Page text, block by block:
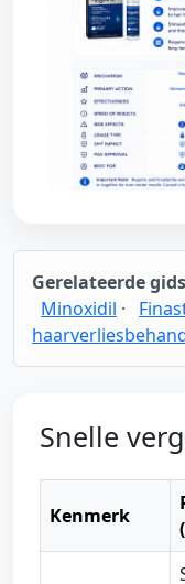
Gerelateerde
Minoxidil ·
Snelle
Kenmerk